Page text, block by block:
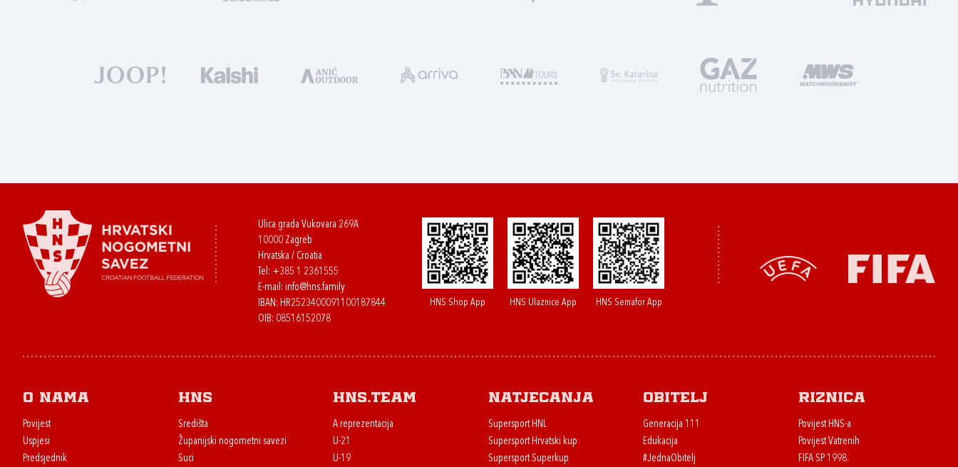
Ulica grada Vukovara 269A
10000 Zagreb
Hrvatska / Croatia
Tel: +385 1 2361555
E-mail: info@hns.family
IBAN: HR2523400091100187844
OIB: 08516152078
HNS Shop App HNS Ulaznice App HNS Semafor App
O nama
Povijest
Uspjesi
Predsjednik
HNS
Središta
Županijski nogometni savezi
Suci
HNS.team
A reprezentacija
U-21
U-19
Natjecanja
Supersport HNL
Supersport Hrvatski kup
Supersport Superkup
Obitelj
Generacija 111
Edukacija
#JednaObitelj
Riznica
Povijest HNS-a
Povijest Vatrenih
FIFA SP 1998.